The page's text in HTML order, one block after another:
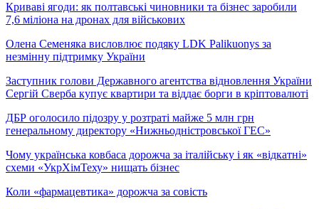
Криваві ягоди: як полтавські чиновники та бізнес заробили
7,6 міліона на дронах для військових
Олена Семеняка висловлює подяку LDK Palikuonys за
незмінну підтримку України
Заступник голови Державного агентства відновлення України
Сергій Сверба купує квартири та віддає борги в кріптовалюті
ДБР оголосило підозру у розтраті майже 5 млн грн
генеральному директору «Нижньодністровської ГЕС»
Чому українська ковбаса дорожча за італійську і як «відкатні»
схеми «УкрХімТеху» нищать бізнес
Коли «фармацевтика» дорожча за совість